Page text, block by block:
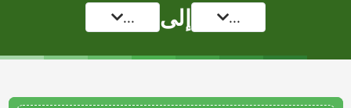
... إلى ...